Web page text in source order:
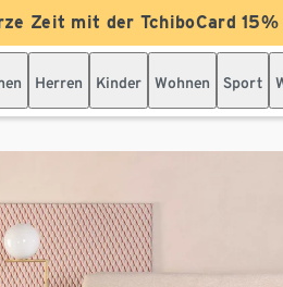
Zeit mit der TchiboCard
Herren Kinder Wohnen Sport